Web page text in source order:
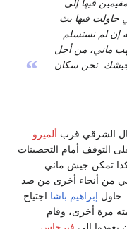
فيها إلى
حاولت فيها بث
إن لم نستسلم
ماني، من أجل
جيشك. نحن سكان
“
الشرقي قرب ألميرو
التوقف أمام التحصينات
تمكن جيش ماني
و 500 لاجيء يوناني من أنحاء أخرى من صد
إبراهيم باشا اجتياح
مرة أخرى، وقام
يعودوا إلى فيرجاس